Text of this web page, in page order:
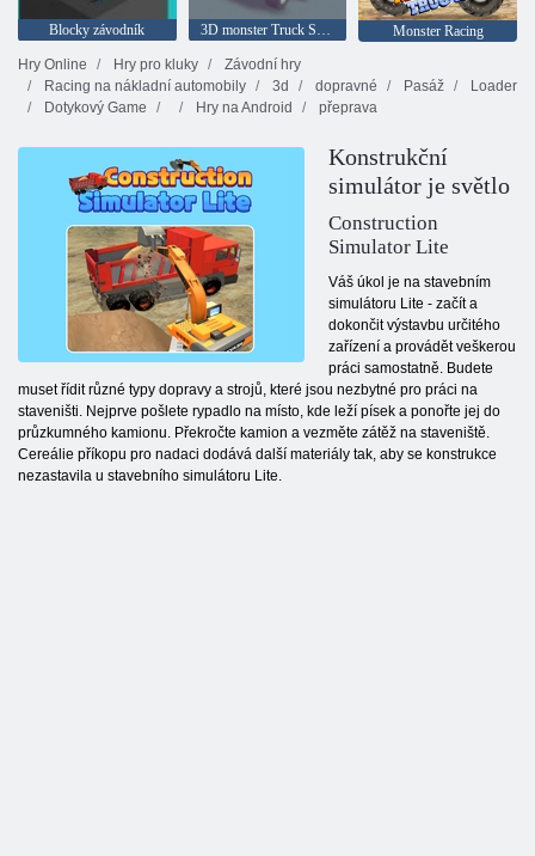
Blocky závodník 3D monster Truck Skyroads
Monster Racing
Hry Online
Hry pro kluky
Závodní hry
Racing na nákladní automobily
3d dopravné Pasáž
Loader
Dotykový Game
Hry na Android přeprava
Konstrukční
simulátor je světlo
Construction
Simulator Lite
Váš úkol je na stavebním
simulátoru Lite - začít a
dokončit výstavbu určitého
zařízení a provádět veškerou
práci samostatně. Budete
muset řídit různé typy dopravy a strojů, které jsou nezbytné pro práci na
staveništi. Nejprve pošlete rypadlo na místo, kde leží písek a ponořte jej do
průzkumného kamionu. Překročte kamion a vezměte zátěž na staveniště.
Cereálie příkopu pro nadaci dodává další materiály tak, aby se konstrukce
nezastavila u stavebního simulátoru Lite.